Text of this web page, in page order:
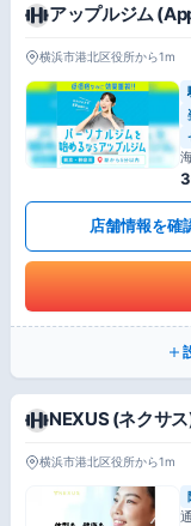
アップルジム
横浜市港北区役所から1m
店舗情報を確
NEXUS (ネクサ
横浜市港北区役所から1m